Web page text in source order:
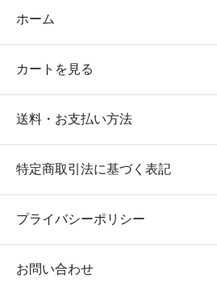
ホーム
カートを見る
送料・お支払い方法
特定商取引法に基づく表記
プライバシーポリシー
お問い合わせ